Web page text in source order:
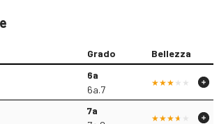
Grado Bellezza
6a
6a.7
7a